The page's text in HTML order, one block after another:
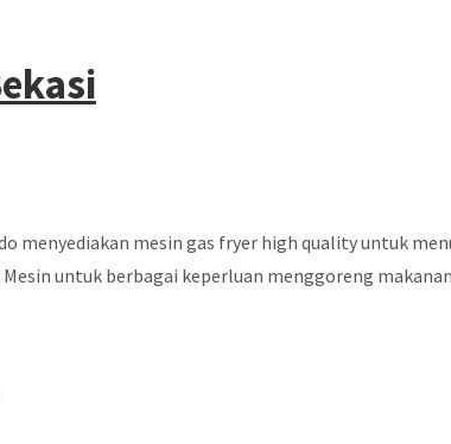
menyediakan mesin gas fryer high quality untuk
untuk berbagai keperluan menggoreng